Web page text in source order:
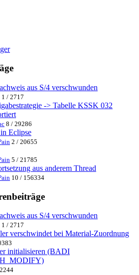
aus S/4 verschwunden
1 / 2717
-> Tabelle KSSK 032
8 / 29286
Eclipse
2 / 20655
5 / 21785
aus anderem Thread
10 / 156334
aus S/4 verschwunden
1 / 2717
verschwindet bei Material-Zuordnung
initialisieren (BADI